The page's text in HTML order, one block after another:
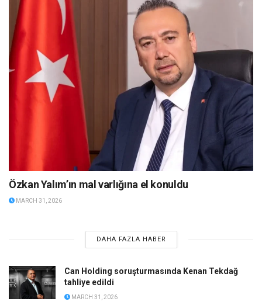
Özkan Yalım’ın mal varlığına el konuldu
MARCH 31, 2026
DAHA FAZLA HABER
Can Holding soruşturmasında Kenan Tekdağ
tahliye edildi
MARCH 31, 2026